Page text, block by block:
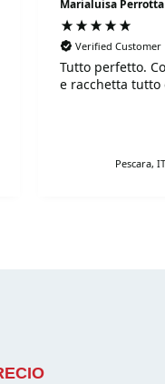
Marialuisa Perrotta
Verified Customer
Tutto perfetto.
e racchetta tutto
Pescara,